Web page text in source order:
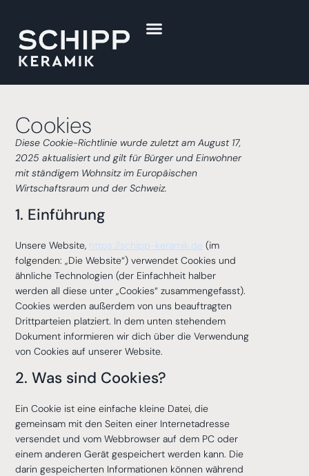
Cookies
Diese Cookie-Richtlinie wurde zuletzt am August 17,
2025 aktualisiert und gilt für Bürger und Einwohner
mit ständigem Wohnsitz im Europäischen
Wirtschaftsraum und der Schweiz.
1. Einführung
Unsere Website, https://schipp-keramik.de (im
folgenden: „Die Website“) verwendet Cookies und
ähnliche Technologien (der Einfachheit halber
werden all diese unter „Cookies“ zusammengefasst).
Cookies werden außerdem von uns beauftragten
Drittparteien platziert. In dem unten stehendem
Dokument informieren wir dich über die Verwendung
von Cookies auf unserer Website.
2. Was sind Cookies?
Ein Cookie ist eine einfache kleine Datei, die
gemeinsam mit den Seiten einer Internetadresse
versendet und vom Webbrowser auf dem PC oder
einem anderen Gerät gespeichert werden kann. Die
darin gespeicherten Informationen können während